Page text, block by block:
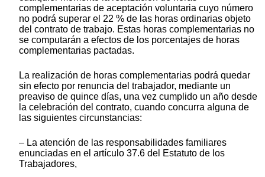
complementarias de aceptación voluntaria cuyo número
no podrá superar el 22 % de las horas ordinarias objeto
del contrato de trabajo. Estas horas complementarias no
se computarán a efectos de los porcentajes de horas
complementarias pactadas.
La realización de horas complementarias podrá quedar
sin efecto por renuncia del trabajador, mediante un
preaviso de quince días, una vez cumplido un año desde
la celebración del contrato, cuando concurra alguna de
las siguientes circunstancias:
– La atención de las responsabilidades familiares
enunciadas en el artículo 37.6 del Estatuto de los
Trabajadores,